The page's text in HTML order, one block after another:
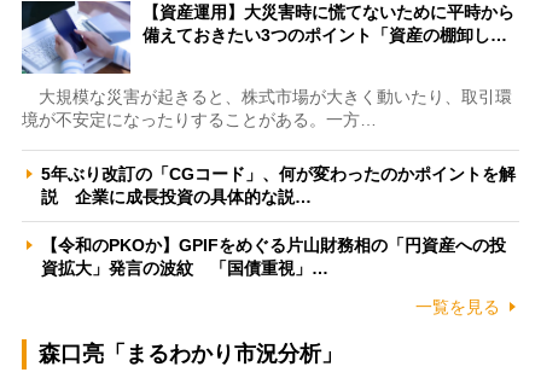
【資産運用】大災害時に慌てないために平時から
備えておきたい3つのポイント「資産の棚卸し…
大規模な災害が起きると、株式市場が大きく動いたり、取引環
境が不安定になったりすることがある。一方…
5年ぶり改訂の「CGコード」、何が変わったのかポイントを解
説 企業に成長投資の具体的な説…
【令和のPKOか】GPIFをめぐる片山財務相の「円資産への投
資拡大」発言の波紋 「国債重視」…
一覧を見る
森口亮「まるわかり市況分析」